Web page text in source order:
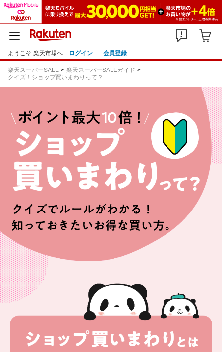
ようこそ 楽天市場へ ログイン 会員登録
楽天スーパーSALE
楽天スーパーSALEガイド
クイズ！ショップ買いまわりって？